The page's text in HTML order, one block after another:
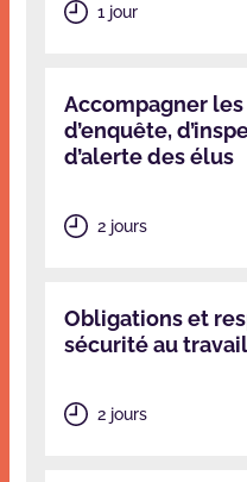
1 jour
Accompagner
d’enquête,
d’alerte des élus
2 jours
Obligations et
sécurité au travail
2 jours